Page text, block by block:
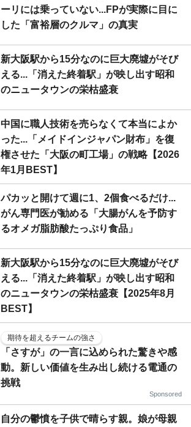
ーリには乗っていない...FPが実際に目に
した「富裕層のクルマ」の真実
新大阪駅から15分なのに巨大廃墟がそび
える...「消えた終着駅」が映し出す昭和
のニュータウンの栄枯盛衰
中国に職人技術を売らなくて本当によか
った...「メイドインジャパン財布」を復
権させた「大阪の町工場」の戦略【2026
年1月BEST】
パカッと開けて週に1、2個食べるだけ...
がん専門医が勧める「大腸がんを予防す
るオメガ脂肪酸たっぷり食品」
新大阪駅から15分なのに巨大廃墟がそび
える...「消えた終着駅」が映し出す昭和
のニュータウンの栄枯盛衰【2025年8月
BEST】
期待を超えるチームの強さ
「さすが」の一言に込められた驚きや感
動。新しい価値を生み出し続ける電通の
挑戦
Sponsored
自分の鬱憤を子供で晴らす親。娘が母親